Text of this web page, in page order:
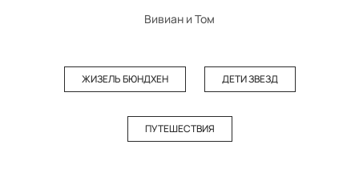
Вивиан и Том
ЖИЗЕЛЬ БЮНДХЕН ДЕТИ ЗВЕЗД
ПУТЕШЕСТВИЯ